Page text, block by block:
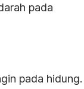
pada
pada hidung.